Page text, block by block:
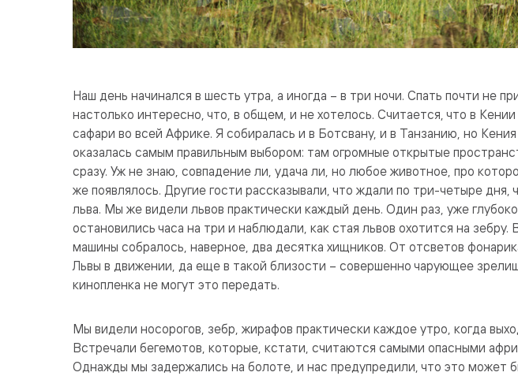
Наш день начинался в шесть утра, а иногда – в три ночи. Спать почти не
настолько интересно, что, в общем, и не хотелось. Считается, что в
сафари во всей Африке. Я собиралась и в Ботсвану, и в Танзанию, но Кения
оказалась самым правильным выбором: там огромные открытые
сразу. Уж не знаю, совпадение ли, удача ли, но любое животное, про
же появлялось. Другие гости рассказывали, что ждали по три-четыре дня,
льва. Мы же видели львов практически каждый день. Один раз, уже
остановились часа на три и наблюдали, как стая львов охотится на зебру.
машины собралось, наверное, два десятка хищников. От отсветов
Львы в движении, да еще в такой близости – совершенно чарующее
кинопленка не могут это передать.
Мы видели носорогов, зебр, жирафов практически каждое утро, когда
Встречали бегемотов, которые, кстати, считаются самыми опасными
Однажды мы задержались на болоте, и нас предупредили, что это может